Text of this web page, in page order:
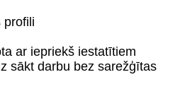
profili
ar iepriekš iestatītiem
sākt darbu bez sarežģītas